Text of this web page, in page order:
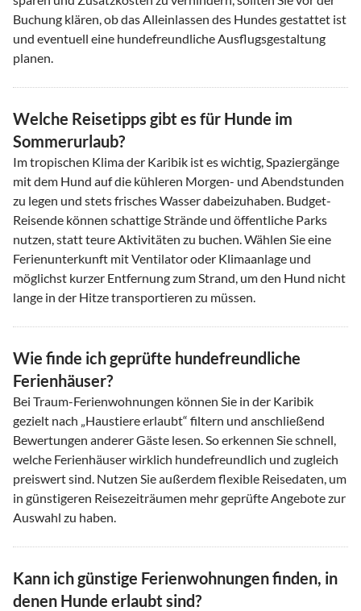
Buchung klären, ob das Alleinlassen des Hundes gestattet ist
und eventuell eine hundefreundliche Ausflugsgestaltung
planen.
Welche Reisetipps gibt es für Hunde im
Sommerurlaub?
Im tropischen Klima der Karibik ist es wichtig, Spaziergänge
mit dem Hund auf die kühleren Morgen- und Abendstunden
zu legen und stets frisches Wasser dabeizuhaben. Budget-
Reisende können schattige Strände und öffentliche Parks
nutzen, statt teure Aktivitäten zu buchen. Wählen Sie eine
Ferienunterkunft mit Ventilator oder Klimaanlage und
möglichst kurzer Entfernung zum Strand, um den Hund nicht
lange in der Hitze transportieren zu müssen.
Wie finde ich geprüfte hundefreundliche
Ferienhäuser?
Bei Traum-Ferienwohnungen können Sie in der Karibik
gezielt nach „Haustiere erlaubt“ filtern und anschließend
Bewertungen anderer Gäste lesen. So erkennen Sie schnell,
welche Ferienhäuser wirklich hundefreundlich und zugleich
preiswert sind. Nutzen Sie außerdem flexible Reisedaten, um
in günstigeren Reisezeiträumen mehr geprüfte Angebote zur
Auswahl zu haben.
Kann ich günstige Ferienwohnungen finden, in
denen Hunde erlaubt sind?